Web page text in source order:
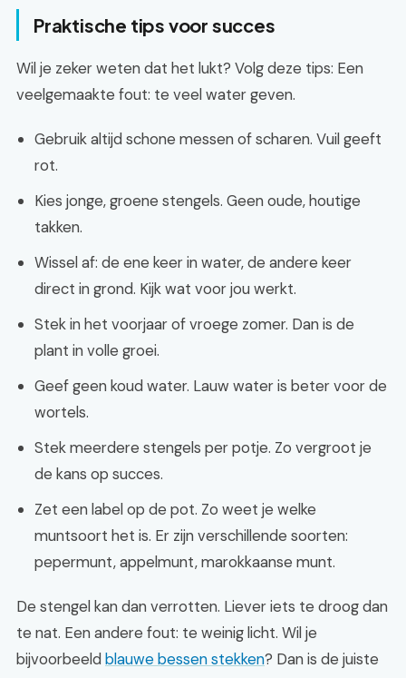
Praktische tips voor succes
Wil je zeker weten dat het lukt? Volg deze tips: Een
veelgemaakte fout: te veel water geven.
Gebruik altijd schone messen of scharen. Vuil geeft
rot.
Kies jonge, groene stengels. Geen oude, houtige
takken.
Wissel af: de ene keer in water, de andere keer
direct in grond. Kijk wat voor jou werkt.
Stek in het voorjaar of vroege zomer. Dan is de
plant in volle groei.
Geef geen koud water. Lauw water is beter voor de
wortels.
Stek meerdere stengels per potje. Zo vergroot je
de kans op succes.
Zet een label op de pot. Zo weet je welke
muntsoort het is. Er zijn verschillende soorten:
pepermunt, appelmunt, marokkaanse munt.
De stengel kan dan verrotten. Liever iets te droog dan
te nat. Een andere fout: te weinig licht. Wil je
bijvoorbeeldblauwe bessen stekken? Dan is de juiste